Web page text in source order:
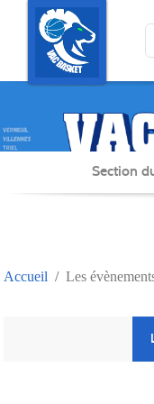
Section
Accueil Les
Panneau de gestion des